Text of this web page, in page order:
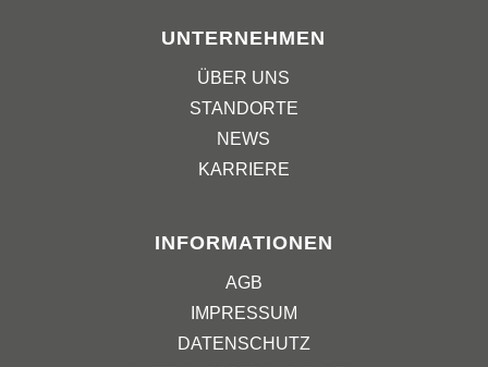
UNTERNEHMEN
ÜBER UNS
STANDORTE
NEWS
KARRIERE
INFORMATIONEN
AGB
IMPRESSUM
DATENSCHUTZ